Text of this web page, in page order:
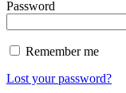
Password
Remember me
Lost your password?